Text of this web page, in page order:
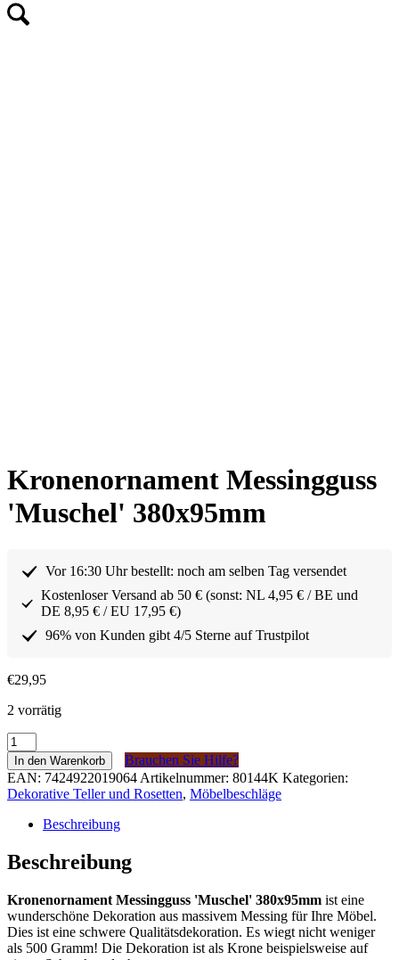
Kronenornament Messingguss
'Muschel' 380x95mm
Vor 16:30 Uhr bestellt: noch am selben Tag versendet
Kostenloser Versand ab 50 € (sonst: NL 4,95 € / BE und
DE 8,95 € / EU 17,95 €)
96% von Kunden gibt 4/5 Sterne auf Trustpilot
€29,95
2 vorrätig
Kroon
ornament
Messing
gegoten
'Schelp'
380x95mm
Menge
In den Warenkorb
Brauchen Sie Hilfe?
EAN: 7424922019064 Artikelnummer: 80144K Kategorien:
Dekorative Teller und Rosetten, Möbelbeschläge
Beschreibung
Beschreibung
Kronenornament Messingguss 'Muschel' 380x95mm ist eine
wunderschöne Dekoration aus massivem Messing für Ihre Möbel.
Dies ist eine schwere Qualitätsdekoration. Es wiegt nicht weniger
als 500 Gramm! Die Dekoration ist als Krone beispielsweise auf